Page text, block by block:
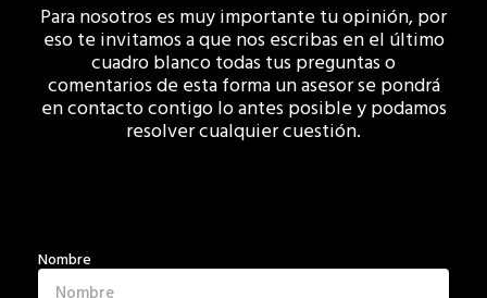
Para nosotros es muy importante tu opinión, por
eso te invitamos a que nos escribas en el último
cuadro blanco todas tus preguntas o
comentarios de esta forma un asesor se pondrá
en contacto contigo lo antes posible y podamos
resolver cualquier cuestión.
Nombre